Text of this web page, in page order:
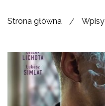
Strona główna / Wpisy